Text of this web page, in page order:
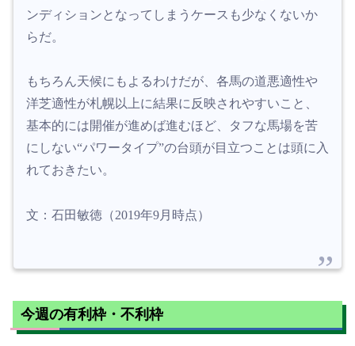
ンディションとなってしまうケースも少なくないか
らだ。
もちろん天候にもよるわけだが、各馬の道悪適性や
洋芝適性が札幌以上に結果に反映されやすいこと、
基本的には開催が進めば進むほど、タフな馬場を苦
にしない“パワータイプ”の台頭が目立つことは頭に入
れておきたい。
文：石田敏徳（2019年9月時点）
今週の有利枠・不利枠